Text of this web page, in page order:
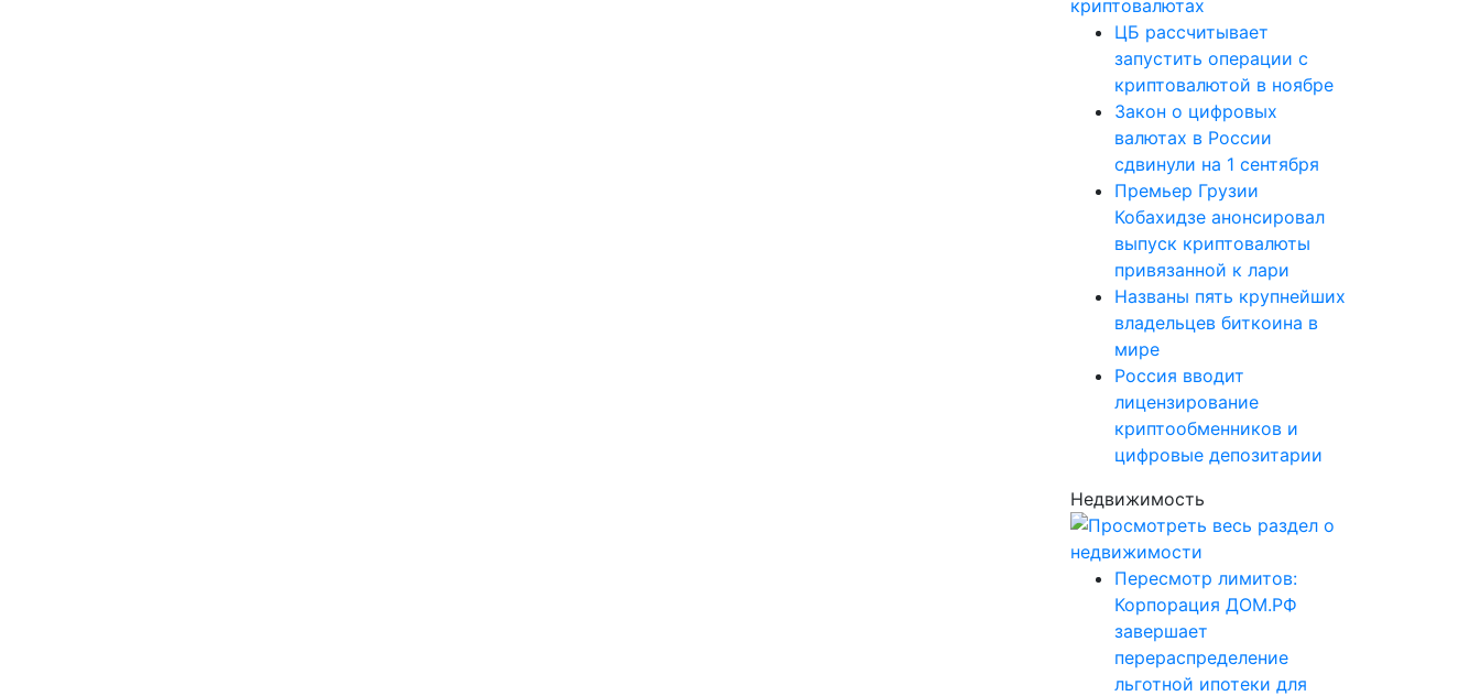
ЦБ рассчитывает
запустить операции с
криптовалютой в ноябре
Закон о цифровых
валютах в России
сдвинули на 1 сентября
Премьер Грузии
Кобахидзе анонсировал
выпуск криптовалюты
привязанной к лари
Названы пять крупнейших
владельцев биткоина в
мире
Россия вводит
лицензирование
криптообменников и
цифровые депозитарии
Недвижимость
Пересмотр лимитов:
Корпорация ДОМ.РФ
завершает
перераспределение
льготной ипотеки для